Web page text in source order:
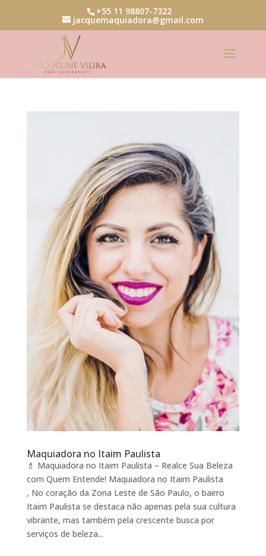
+55 11 98807-7322
jacquemaquiadora@gmail.com
Maquiadora no Itaim Paulista
💄 Maquiadora no Itaim Paulista – Realce Sua Beleza
com Quem Entende! Maquiadora no Itaim Paulista
, No coração da Zona Leste de São Paulo, o bairro
Itaim Paulista se destaca não apenas pela sua cultura
vibrante, mas também pela crescente busca por
serviços de beleza...